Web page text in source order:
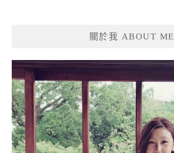
關於我 ABOUT ME